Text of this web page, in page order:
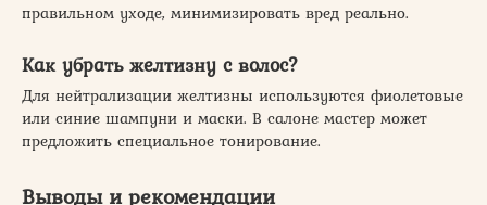
правильном уходе, минимизировать вред реально.
Как убрать желтизну с волос?
Для нейтрализации желтизны используются фиолетовые
или синие шампуни и маски. В салоне мастер может
предложить специальное тонирование.
Выводы и рекомендации